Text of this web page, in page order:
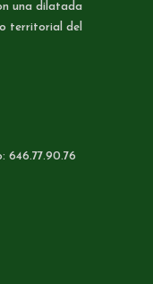
una dilatada
territorial del
646.77.90.76